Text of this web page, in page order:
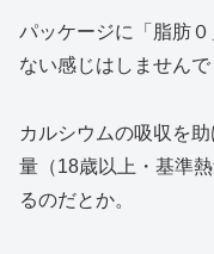
パッケージに「脂肪
ない感じはしませんで
カルシウムの吸収を
量（18歳以上・基準
るのだとか。